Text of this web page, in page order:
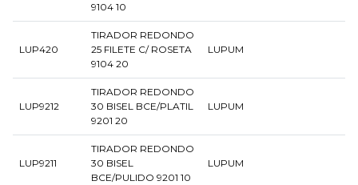
9104 10
LUP420
TIRADOR REDONDO
25 FILETE C/ ROSETA
9104 20
LUPUM
LUP9212
TIRADOR REDONDO
30 BISEL BCE/PLATIL
9201 20
LUPUM
LUP9211
TIRADOR REDONDO
30 BISEL
BCE/PULIDO 9201 10
LUPUM